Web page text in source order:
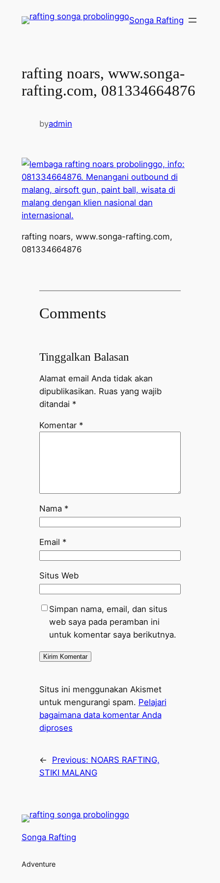
Songa Rafting
rafting noars, www.songa-
rafting.com, 081334664876
byadmin
rafting noars, www.songa-rafting.com,
081334664876
Comments
Tinggalkan Balasan
Alamat email Anda tidak akan
dipublikasikan. Ruas yang wajib
ditandai *
Komentar *
Nama *
Email *
Situs Web
Simpan nama, email, dan situs
web saya pada peramban ini
untuk komentar saya berikutnya.
Situs ini menggunakan Akismet
untuk mengurangi spam. Pelajari
bagaimana data komentar Anda
diproses
← Previous: NOARS RAFTING,
STIKI MALANG
Songa Rafting
Adventure